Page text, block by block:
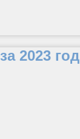
2023 год